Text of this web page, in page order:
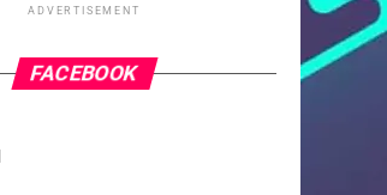
ADVERTISEMENT
FACEBOOK